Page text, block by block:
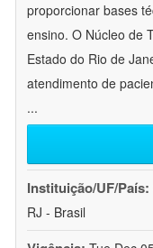
proporcionar bases
ensino. O Núcleo de
Estado do Rio de
atendimento de
...
Instituição/UF/País:
RJ - Brasil